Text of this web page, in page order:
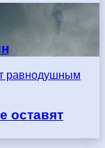
равнодушным
оставят